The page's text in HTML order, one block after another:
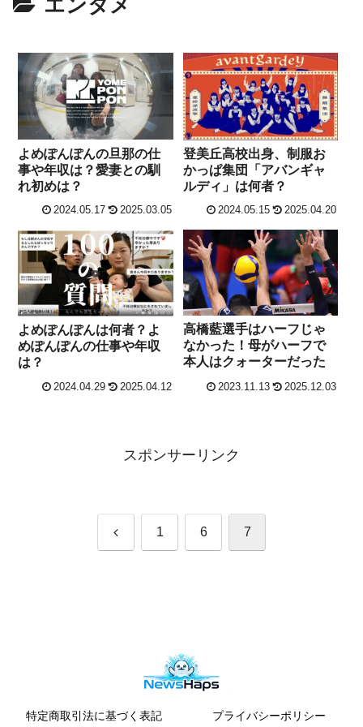
エンタメ
よめぽんぽんの旦那の仕
事や年収は？愛妻との馴
れ初めは？
2024.05.17 2025.03.05
登美丘高校出身、制服お
かっぱ集団「アバンギャ
ルディ」は何者？
2024.05.15 2025.04.20
よめぽんぽんは何者？よ
めぽんぽんの仕事や年収
は？
2024.04.29 2025.04.12
高橋藍選手はハーフじゃ
なかった！母がハーフで
本人はクォーターだった
2023.11.13 2025.12.03
スポンサーリンク
前 1 6 7
特定商取引法に基づく表記 プライバシーポリシー